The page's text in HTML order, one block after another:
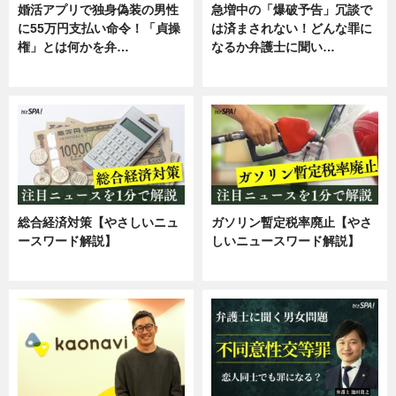
婚活アプリで独身偽装の男性
に55万円支払い命令！「貞操
権」とは何かを弁…
急増中の「爆破予告」冗談で
は済まされない！どんな罪に
なるか弁護士に聞い…
総合経済対策【やさしいニュ
ースワード解説】
ガソリン暫定税率廃止【やさ
しいニュースワード解説】